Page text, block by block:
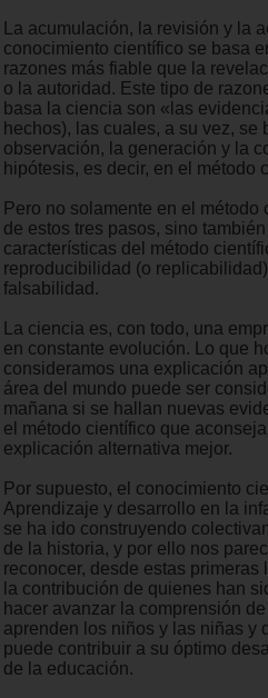
La acumulación, la revisión y la
conocimiento científico se basa
razones más fiable que la
o la autoridad. Este tipo de
basa la ciencia son «las
hechos), las cuales, a su vez, se
observación, la generación y la
hipótesis, es decir, en el método
Pero no solamente en el método
de estos tres pasos, sino
características del método
reproducibilidad (o
falsabilidad.
La ciencia es, con todo, una
en constante evolución. Lo que
consideramos una explicación
área del mundo puede ser
mañana si se hallan nuevas
el método científico que
explicación alternativa mejor.
Por supuesto, el conocimiento
Aprendizaje y desarrollo en la
se ha ido construyendo
de la historia, y por ello nos
reconocer, desde estas primeras
la contribución de quienes han
hacer avanzar la comprensión
aprenden los niños y las niñas y
puede contribuir a su óptimo
de la educación.